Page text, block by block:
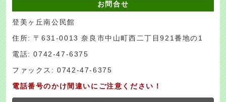
お問合せ
登美ヶ丘南公民館
住所: 〒631-0013 奈良市中山町西二丁目921番地の1
電話: 0742-47-6375
ファックス: 0742-47-6375
電話番号のかけ間違いにご注意ください！